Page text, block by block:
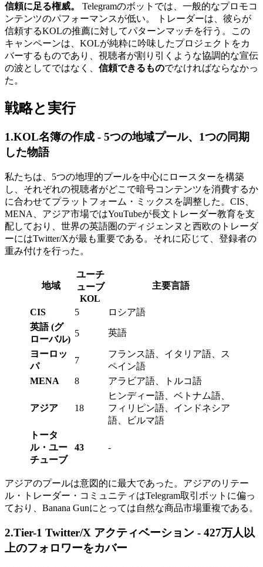
信頼に足る権威。
Telegramのボットでは、一般的なプロモコ
ンテンツのパフォーマンスが低い。 トレーダーは、彼らが
信頼するKOLの推薦に対してパターンマッチを行う。この
キャンペーンは、KOLが純粋に吟味したプロジェクトをカ
バーするものであり、視聴者が割り引くような協調的な宣伝
の波としてではなく、 信頼できるものでなければならなかっ
た。
戦略と実行
1.KOL名簿の作成 - 5つの地域プール、1つの同期
した物語
私たちは、5つの地理的プールを中心にロースターを構築
し、それぞれの視聴者がどこで暗号コンテンツを消費するか
に合わせてプラットフォーム・ミックスを調整した。CIS、
MENA、アジア市場ではYouTubeが長文トレーダー教育を支
配しており、世界の英語圏のディジェンヌと西欧のトレーダ
ーにはTwitter/Xが最も重要である。それに応じて、登録者の
重み付けを行った。
地域
ユーチ
ューブ
KOL
主要言語
CIS 5
ロシア語
英語 (グ
ローバル)
5 英語
ヨーロッ
パ
7
フランス語、イタリア語、ス
ペイン語
MENA
8 アラビア語、トルコ語
アジア 18
ヒンディー語、ベトナム語、
フィリピン語、インドネシア
語、ビルマ語
トータ
ル・ユー
チューブ
43 -
アジアのプールは意図的に最大であった。アジアのリテー
ル・トレーダー・コミュニティはTelegram取引ボットに偏っ
ており、Banana Gunにとっては自然な商品市場重複である。
2.Tier-1 Twitter/X アクティベーション - 427万人以
上のフォロワーをカバー